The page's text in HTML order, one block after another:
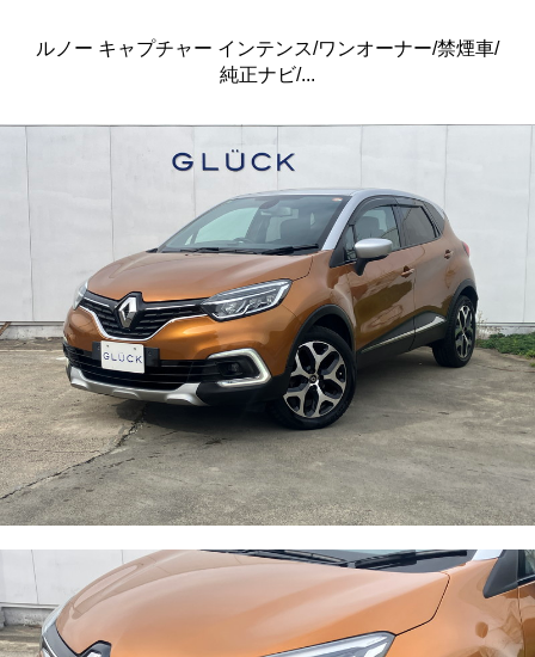
ルノー キャプチャー インテンス/ワンオーナー/禁煙車/
純正ナビ/...